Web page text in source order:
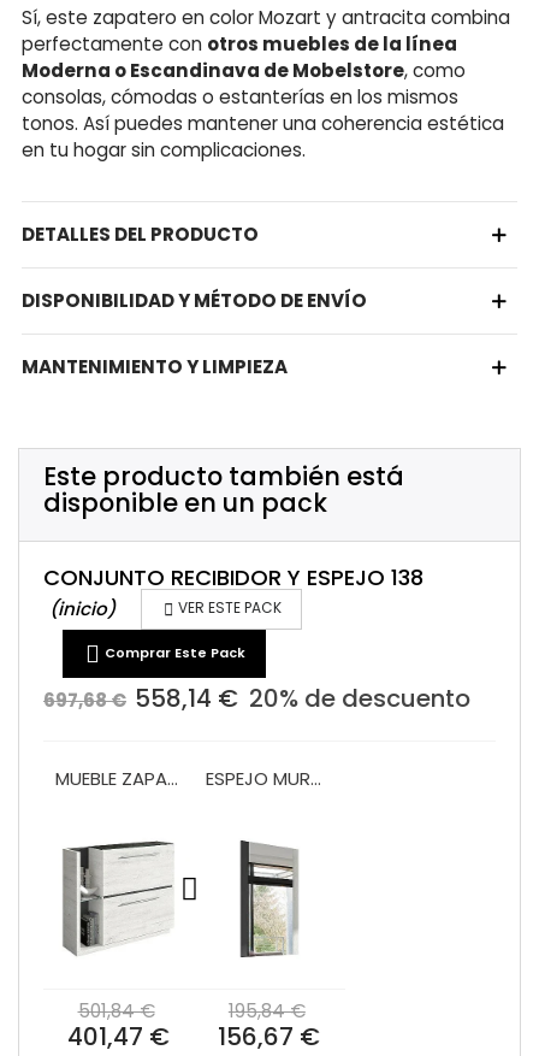
Sí, este zapatero en color Mozart y antracita combina
perfectamente con otros muebles de la línea
Moderna o Escandinava de Mobelstore, como
consolas, cómodas o estanterías en los mismos
tonos. Así puedes mantener una coherencia estética
en tu hogar sin complicaciones.
DETALLES DEL PRODUCTO
DISPONIBILIDAD Y MÉTODO DE ENVÍO
MANTENIMIENTO Y LIMPIEZA
Este producto también está
disponible en un pack
CONJUNTO RECIBIDOR Y ESPEJO 138
(inicio)  VER ESTE PACK
 Comprar Este Pack
697,68 € 558,14 € 20% de descuento
MUEBLE ZAPATERO 2 PTAS. ABATIBLES VA4002
501,84 €
401,47 €
ESPEJO MURAL VA2001
195,84 €
156,67 €